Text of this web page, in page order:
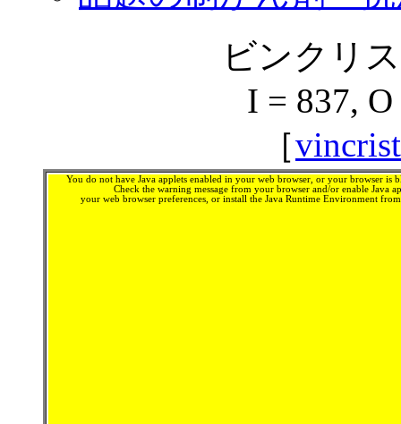
ビンクリ
I = 837,
［
You do not have Java applets enabled in your web browser, or your browser is
Check the warning message from your browser and/or enable Java
your web browser preferences, or install the Java Runtime Environment